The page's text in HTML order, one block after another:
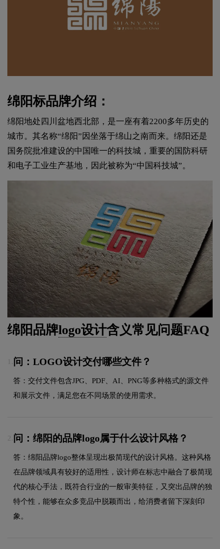
绵阳标品牌介绍：
绵阳地处四川盆地西北部，是一座有着2200多年历史的
城市。其名称“绵阳”因坐落于绵山之南而来。绵阳还是
国务院批准建设的中国唯一的科技城，重要的国防科研
和电子工业生产基地，因此被称为“中国科技城”。
绵阳品牌logo设计含义常见问题FAQ
问：LOGO设计交付哪些文件？
答：交付文件包含JPG、PDF、AI、PNG等多种格式的源文件
和展示文件，满足您在不同场景的使用需求。
2. 问：绵阳的品牌logo属于什么设计风格？
答：绵阳品牌logo整体呈现出极简现代的设计风格。这种风格
在品牌领域具有较好的适用性，设计师在标志中融合了极简现
代的核心手法，既符合行业的一般审美特征，又突出品牌的独
特个性，能够在众多竞品中脱颖而出，给消费者留下深刻印
象。